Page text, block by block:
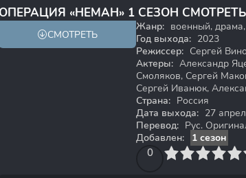
ОПЕРАЦИЯ «НЕМАН» 1 СЕЗОН
7.8
СМОТРЕТЬ
Жанр: военный,
Год выхода: 2023
Режиссер: Сергей
Актеры: Александр
Смоляков, Сергей
Сергей Иванюк,
Страна: Россия
Дата выхода: 27
Перевод: Рус.
Добавлен:
1 сезон
0
4 6 7 8 9